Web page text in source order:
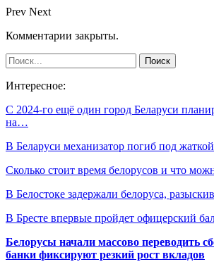
Prev Next
Комментарии закрыты.
Интересное:
С 2024-го ещё один город Беларуси
на…
В Беларуси механизатор погиб под
Сколько стоит время белорусов и что
В Белостоке задержали белоруса,
В Бресте впервые пройдет офицерский
Белорусы начали массово переводить
банки фиксируют резкий рост вкладов